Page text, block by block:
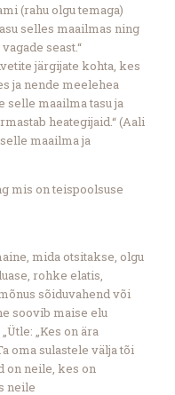
(rahu olgu temaga)
selles maailmas ning
seast.“
järgijate kohta, kes
ja nende meelehea
selle maailma tasu ja
heategijaid.“ (Aali
maailma ja
mis on teispoolsuse
mida otsitakse, olgu
rohke elatis,
sõiduvahend või
soovib maise elu
„Kes on ära
oma sulastele välja tõi
on neile, kes on
neile